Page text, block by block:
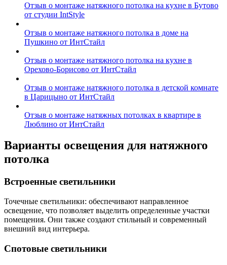
Отзыв о монтаже натяжного потолка на кухне в Бутово
от студии IntStyle
Отзыв о монтаже натяжного потолка в доме на
Пушкино от ИнтСтайл
Отзыв о монтаже натяжного потолка на кухне в
Орехово-Борисово от ИнтСтайл
Отзыв о монтаже натяжного потолка в детской комнате
в Царицыно от ИнтСтайл
Отзыв о монтаже натяжных потолках в квартире в
Люблино от ИнтСтайл
Варианты освещения для натяжного
потолка
Встроенные светильники
Точечные светильники: обеспечивают направленное
освещение, что позволяет выделить определенные участки
помещения. Они также создают стильный и современный
внешний вид интерьера.
Спотовые светильники